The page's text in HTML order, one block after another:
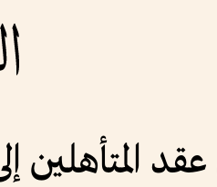
المتأهلين